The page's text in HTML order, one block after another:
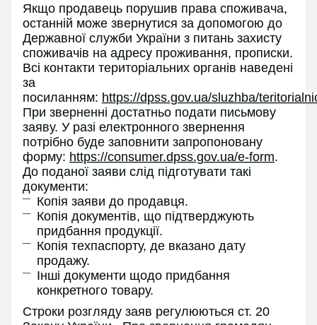
Якщо продавець порушив права споживача,
останній може звернутися за допомогою до
Державної служби України з питань захисту
споживачів на адресу проживання, прописки.
Всі контакти територіальних органів наведені
за
посиланням: https://dpss.gov.ua/sluzhba/
При зверненні достатньо подати письмову
заяву. У разі електронного звернення
потрібно буде заповнити запропоновану
форму: https://consumer.dpss.gov.ua/e-form.
До поданої заяви слід підготувати такі
документи:
Копія заяви до продавця.
Копія документів, що підтверджують
придбання продукції.
Копія техпаспорту, де вказано дату
продажу.
Інші документи щодо придбання
конкретного товару.
Строки розгляду заяв регулюються ст. 20